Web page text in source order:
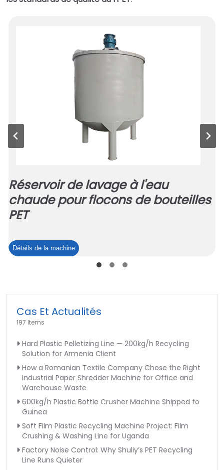
Réservoir de lavage à l'eau
chaude pour flocons de bouteilles
PET
Détails de la machineRéservoir
l'eau
chaude
de
bouteilles
PET
Cas Et Actualités
197 Items
Hard Plastic Pelletizing Line — 200kg/h Recycling
Solution for Armenia Client
How a Romanian Textile Company Chose the Right
Industrial Paper Shredder Machine for Office and
Warehouse Waste
600kg/h Plastic Bottle Crusher Machine Shipped to
Guinea
Soft Film Plastic Recycling Machine Project: Film
Crushing & Washing Line for Uganda
Factory Noise Control: Why Shuliy’s PET Recycling
Line Runs Quieter